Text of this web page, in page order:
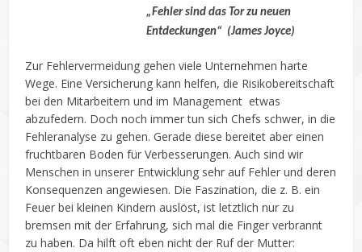
„Fehler sind das Tor zu neuen
Entdeckungen“ (James Joyce)
Zur Fehlervermeidung gehen viele Unternehmen harte
Wege. Eine Versicherung kann helfen, die Risikobereitschaft
bei den Mitarbeitern und im Management etwas
abzufedern. Doch noch immer tun sich Chefs schwer, in die
Fehleranalyse zu gehen. Gerade diese bereitet aber einen
fruchtbaren Boden für Verbesserungen. Auch sind wir
Menschen in unserer Entwicklung sehr auf Fehler und deren
Konsequenzen angewiesen. Die Faszination, die z. B. ein
Feuer bei kleinen Kindern auslöst, ist letztlich nur zu
bremsen mit der Erfahrung, sich mal die Finger verbrannt
zu haben. Da hilft oft eben nicht der Ruf der Mutter: